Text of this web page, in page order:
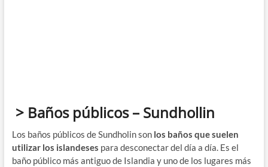
> Baños públicos – Sundhollin
Los baños públicos de Sundholin son los baños que suelen
utilizar los islandeses para desconectar del día a día. Es el
baño público más antiguo de Islandia y uno de los lugares más